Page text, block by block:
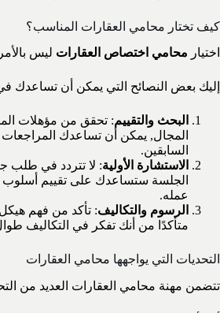
كيف تختار محامي العقارات المناسب؟
اختيار محامي اختصاص العقارات ليس
إليك بعض النصائح التي يمكن أن تساعدك في
البحث والتقييم: تحقق من مؤهلات
المجال, يمكن أن تساعدك المراجعات
السابقين.
الاستشارة الأولية: لا تتردد في طلب
الجلسة ستساعدك على تقييم أسلوب
عمله.
الرسوم والتكاليف: تأكد من فهم
متأكدًا من أنك تفكر في التكاليف
التحديات التي يواجهها محامي العقارات
تتضمن مهنة محامي العقارات العديد من